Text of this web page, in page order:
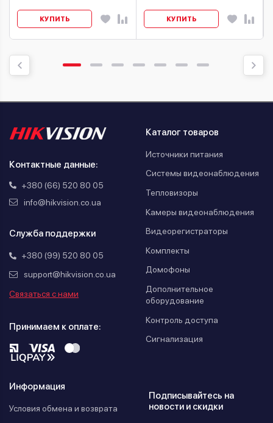
КУПИТЬ КУПИТЬ
Контактные данные:
+380 (66) 520 80 05
info@hikvision.co.ua
Служба поддержки
+380 (99) 520 80 05
support@hikvision.co.ua
Связаться с нами
Принимаем к оплате:
Каталог товаров
Источники питания
Системы видеонаблюдения
Тепловизоры
Камеры видеонаблюдения
Видеорегистраторы
Комплекты
Домофоны
Дополнительное
оборудование
Контроль доступа
Сигнализация
Информация
Условия обмена и возврата
Подписывайтесь на
новости и скидки